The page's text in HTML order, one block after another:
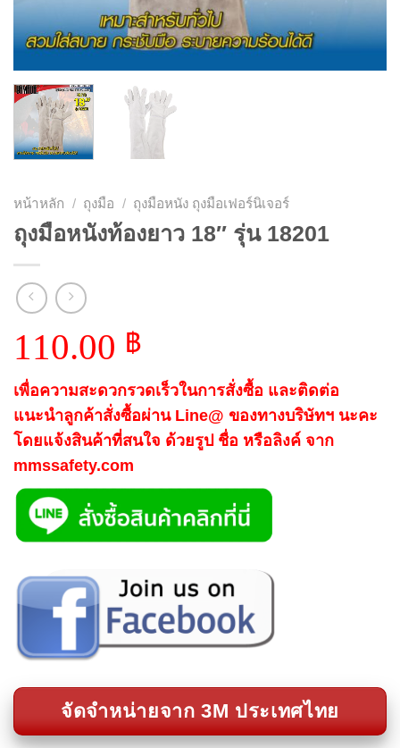
หน้าหลัก / ถุงมือ / ถุงมือหนัง ถุงมือเฟอร์นิเจอร์
ถุงมือหนังท้องยาว 18″ รุ่น 18201
110.00 ฿
เพื่อความสะดวกรวดเร็วในการสั่งซื้อ และติดต่อ
แนะนำลูกค้าสั่งซื้อผ่าน Line@ ของทางบริษัทฯ นะคะ
โดยแจ้งสินค้าที่สนใจ ด้วยรูป ชื่อ หรือลิงค์ จาก
mmssafety.com
จัดจำหน่ายจาก 3M ประเทศไทย